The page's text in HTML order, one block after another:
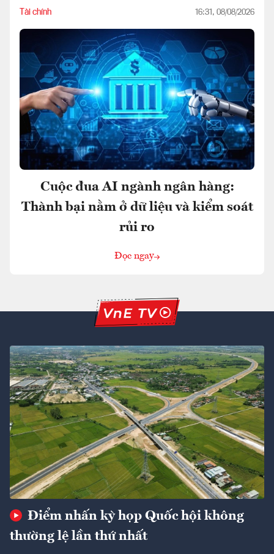
Tài chính 16:31, 08/08/2026
Cuộc đua AI ngành ngân hàng:
Thành bại nằm ở dữ liệu và kiểm soát
rủi ro
Đọc ngay
Điểm nhấn kỳ họp Quốc hội không
thường lệ lần thứ nhất